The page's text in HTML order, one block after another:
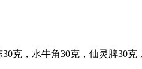
克，水牛角30克，仙灵脾30克